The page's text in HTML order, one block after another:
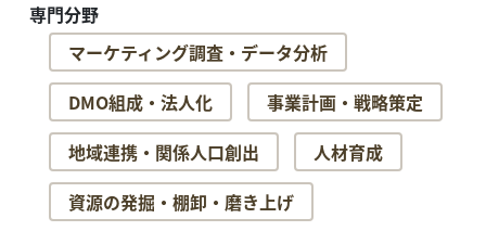
専門分野
マーケティング調査・データ分析
DMO組成・法人化
事業計画・戦略策定
地域連携・関係人口創出
人材育成
資源の発掘・棚卸・磨き上げ